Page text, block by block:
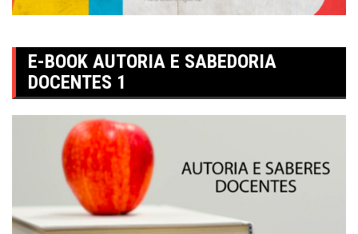
E-BOOK AUTORIA E SABEDORIA
DOCENTES 1